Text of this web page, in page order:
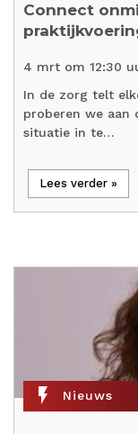
Connect
4 mrt om 12:30
In de zorg telt
proberen we aan
situatie in te…
Lees verder »
flash_on Nieuws